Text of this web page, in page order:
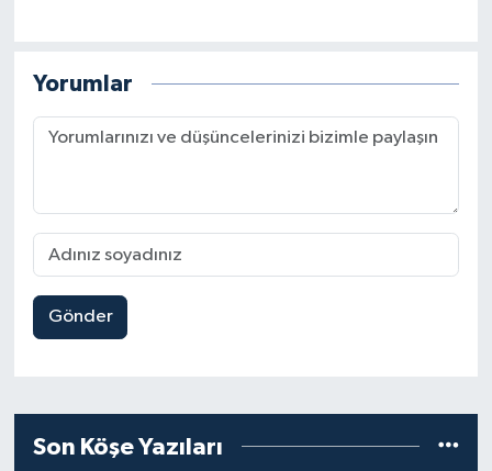
Yorumlar
Gönder
Son Köşe Yazıları